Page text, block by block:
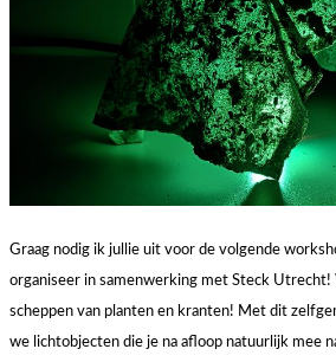
Graag nodig ik jullie uit voor de volgende
organiseer in samenwerking met Steck Utrecht!
scheppen van planten en kranten! Met dit
we lichtobjecten die je na afloop natuurlijk mee